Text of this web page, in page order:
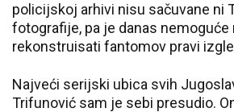
policijskoj arhivi nisu sačuvane ni
fotografije, pa je danas nemoguće
rekonstruisati fantomov pravi
Najveći serijski ubica svih
Trifunović sam je sebi presudio.